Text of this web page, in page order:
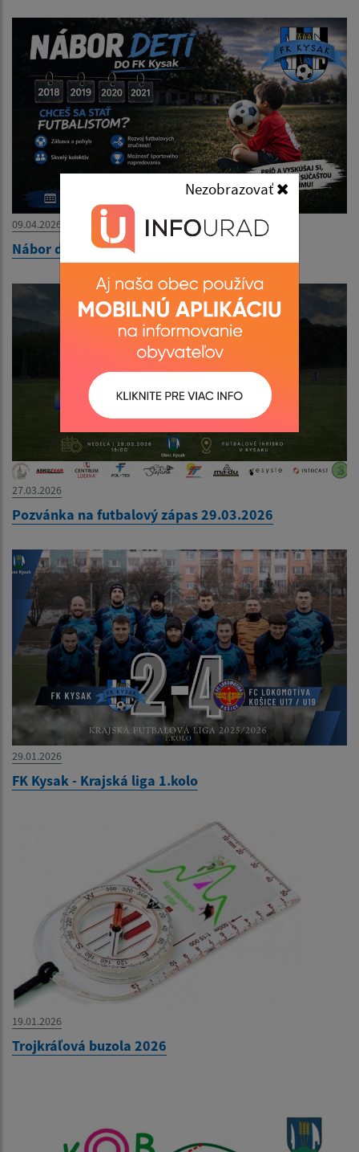
Nezobrazovať
09.04.2026
Nábor detí do FK Kysak
27.03.2026
Pozvánka na futbalový zápas 29.03.2026
29.01.2026
FK Kysak - Krajská liga 1.kolo
19.01.2026
Trojkráľová buzola 2026